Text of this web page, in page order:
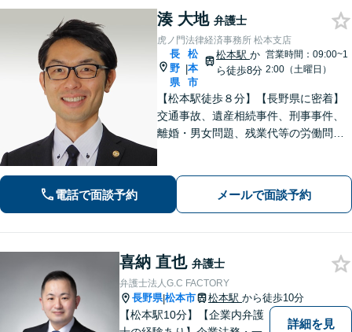
湊 大地 弁護士
虎ノ門法律経済事務所 松本支店
長
野
県
|
松
本
市
松本駅 か
ら徒歩8分
営業時間：09:00~1
2:00（土曜日）
【松本駅徒歩８分】【長野県に密着】
交通事故、遺産相続事件、刑事事件、
離婚・男女問題、残業代等の労働問題
頼者様と共に歩みます。お一人で悩ま
ず是非ご相談ください。
電話で面談予約 メールで面談予約
喜納 直也 弁護士
弁護士法人G.C FACTORY
長野県|松本市 松本駅 から徒歩10分
【松本駅10分】【企業内弁護
詳細を見